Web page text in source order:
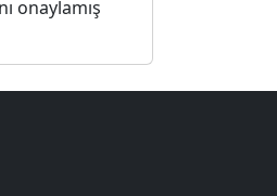
onaylamış